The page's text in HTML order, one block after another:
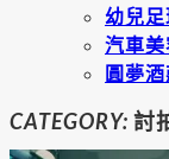
幼兒足
汽車美
圓夢酒
CATEGORY: 討